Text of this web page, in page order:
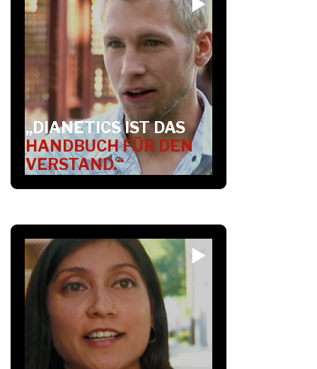
„DIANETICS IST DAS
HANDBUCH FÜR DEN
VERSTAND.“